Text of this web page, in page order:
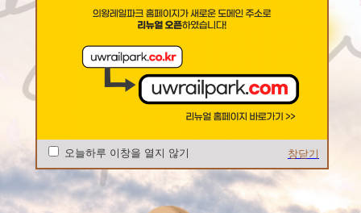
오늘하루 이창을 열지 않기 창닫기